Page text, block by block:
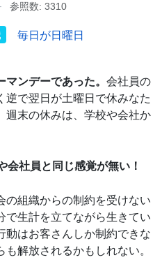
参照数: 3310
毎日が日曜日
ンデーであった。 会社員の
逆で翌日が土曜日で休みなた
週末の休みは、学校や会社か
会社員と同じ感覚が無い！
の組織からの制約を受けない
で生計を立てながら生きてい
動はお客さんしか制約できな
解放されるかもしれない。